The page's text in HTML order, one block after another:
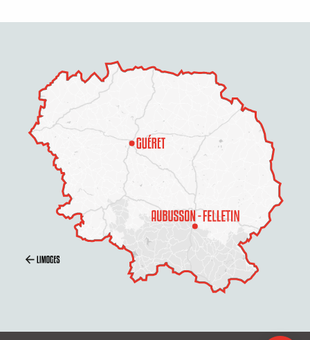
Description
Prestations
Tarifs